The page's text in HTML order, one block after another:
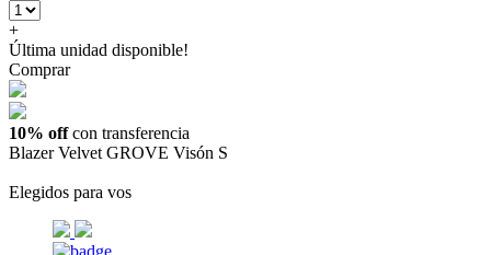
+
Última unidad disponible!
Comprar
10% offcon transferencia
Blazer Velvet GROVE Visón S
Elegidos para vos